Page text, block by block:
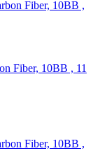
Fiber, 10BB , 11